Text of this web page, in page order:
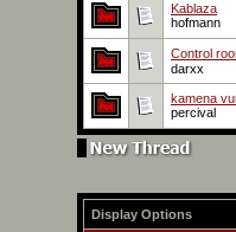
Kablaza
hofmann
Control
darxx
kamena
percival
Display Options